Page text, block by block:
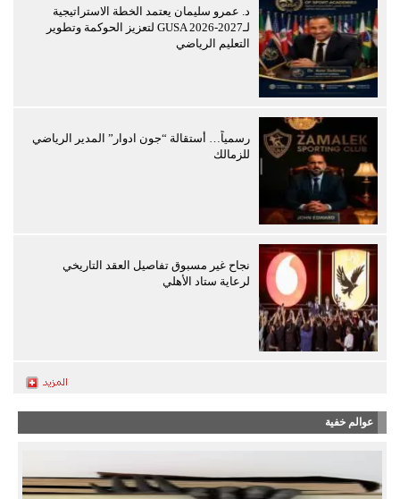
د. عمرو سليمان يعتمد الخطة الاستراتيجية
لـGUSA 2026-2027 لتعزيز الحوكمة وتطوير
التعليم الرياضي
رسمياً… أستقالة “جون ادوار” المدير الرياضي
للزمالك
نجاح غير مسبوق تفاصيل العقد التاريخي
لرعاية ستاد الأهلي
عوالم خفية